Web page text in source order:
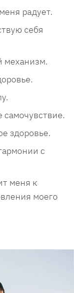
радует.
себя
механизм.
здоровье.
с
меня к
моего